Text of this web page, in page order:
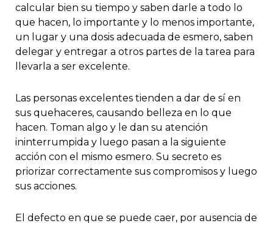
calcular bien su tiempo y saben darle a todo lo
que hacen, lo importante y lo menos importante,
un lugar y una dosis adecuada de esmero, saben
delegar y entregar a otros partes de la tarea para
llevarla a ser excelente.
Las personas excelentes tienden a dar de sí en
sus quehaceres, causando belleza en lo que
hacen. Toman algo y le dan su atención
ininterrumpida y luego pasan a la siguiente
acción con el mismo esmero. Su secreto es
priorizar correctamente sus compromisos y luego
sus acciones.
El defecto en que se puede caer, por ausencia de